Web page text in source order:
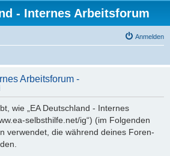
- Internes Arbeitsforum
Anmelden
Arbeitsforum -
wie „EA Deutschland - Internes
selbsthilfe.net/ig“) (im Folgenden
verwendet, die während deines Foren-